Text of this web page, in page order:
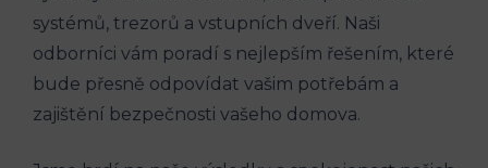
systémů, trezorů a vstupních dveří. Naši
odborníci vám poradí s nejlepším řešením, které
bude přesně odpovídat vašim potřebám a
zajištění bezpečnosti vašeho domova.